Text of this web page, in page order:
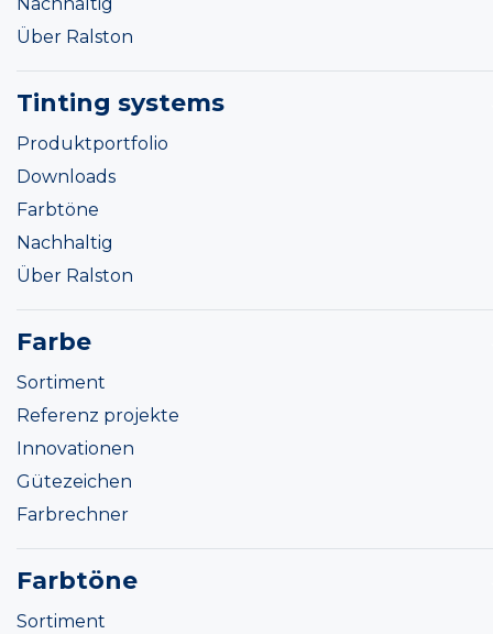
Über Ralston
Tinting systems
Produktportfolio
Downloads
Farbtöne
Nachhaltig
Über Ralston
Farbe
Sortiment
Referenz projekte
Innovationen
Gütezeichen
Farbrechner
Farbtöne
Sortiment